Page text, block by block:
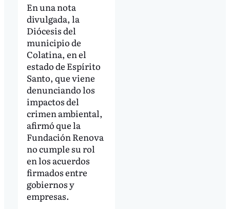
En una nota
divulgada, la
Diócesis del
municipio de
Colatina, en el
estado de Espírito
Santo, que viene
denunciando los
impactos del
crimen ambiental,
afirmó que la
Fundación Renova
no cumple su rol
en los acuerdos
firmados entre
gobiernos y
empresas.